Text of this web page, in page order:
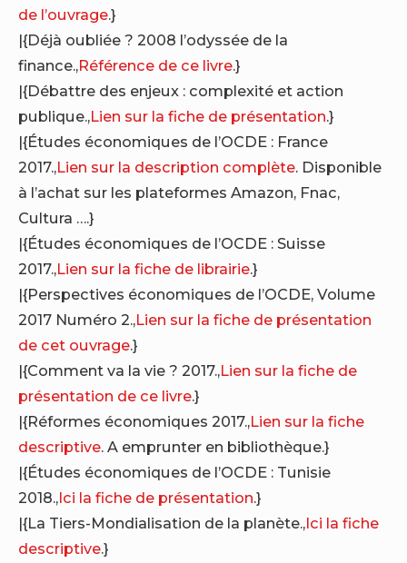
de l’ouvrage.}
|{Déjà oubliée ? 2008 l’odyssée de la
finance.,Référence de ce livre.}
|{Débattre des enjeux : complexité et action
publique.,Lien sur la fiche de présentation.}
|{Études économiques de l’OCDE : France
2017.,Lien sur la description complète. Disponible
à l’achat sur les plateformes Amazon, Fnac,
Cultura ….}
|{Études économiques de l’OCDE : Suisse
2017.,Lien sur la fiche de librairie.}
|{Perspectives économiques de l’OCDE, Volume
2017 Numéro 2.,Lien sur la fiche de présentation
de cet ouvrage.}
|{Comment va la vie ? 2017.,Lien sur la fiche de
présentation de ce livre.}
|{Réformes économiques 2017.,Lien sur la fiche
descriptive. A emprunter en bibliothèque.}
|{Études économiques de l’OCDE : Tunisie
2018.,Ici la fiche de présentation.}
|{La Tiers-Mondialisation de la planète.,Ici la fiche
descriptive.}